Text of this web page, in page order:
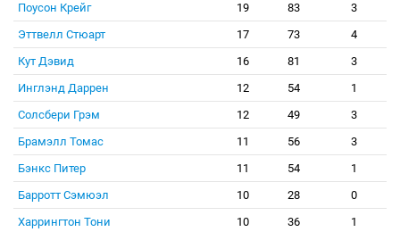
Поусон Крейг
19 83
3
Эттвелл Стюарт
17 73
4
Кут Дэвид
16 81
3
Инглэнд Даррен
12 54
1
Солсбери Грэм
12 49
3
Брамэлл Томас
11 56
3
Бэнкс Питер
11 54
1
Барротт Сэмюэл
10 28
0
Харрингтон Тони
10 36
1